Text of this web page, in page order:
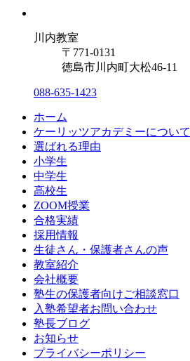
川内教室
〒771-0131
徳島市川内町大松46-11
088-635-1423
ホーム
ケーリッツアカデミーについて
選ばれる理由
小学生
中学生
高校生
ZOOM授業
合格実績
採用情報
生徒さん・保護者さんの声
教室紹介
会社概要
塾生の保護者向けご相談窓口
入塾希望者お問い合わせ
塾長ブログ
お知らせ
プライバシーポリシー